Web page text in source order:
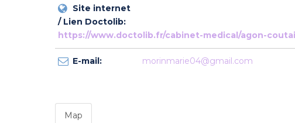
Site internet
/ Lien Doctolib:
https://www.doctolib.fr/cabinet-medical/agon-
E-mail: morinmarie04@gmail.com
Map